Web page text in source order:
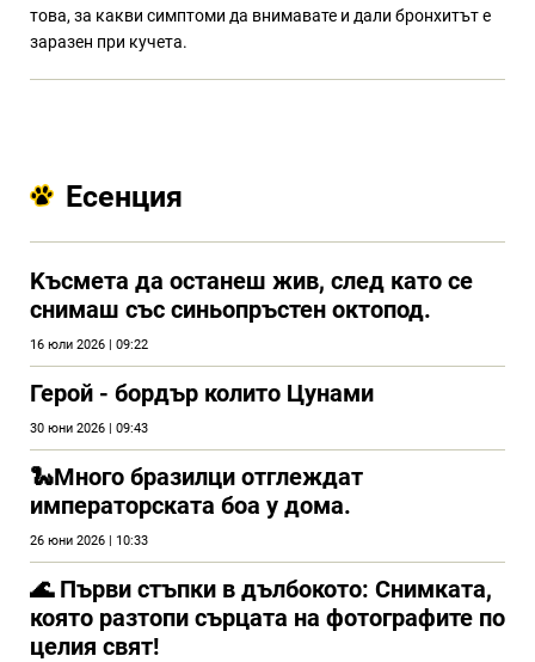
това, за какви симптоми да внимавате и дали бронхитът е
заразен при кучета.
Есенция
Kъсмета да останеш жив, след като се
снимаш със синьопръстен октопод.
16 юли 2026 | 09:22
Герой - бордър колито Цунами
30 юни 2026 | 09:43
🐍Много бразилци отглеждат
императорската боа у дома.
26 юни 2026 | 10:33
🌊 Първи стъпки в дълбокото: Снимката,
която разтопи сърцата на фотографите по
целия свят!